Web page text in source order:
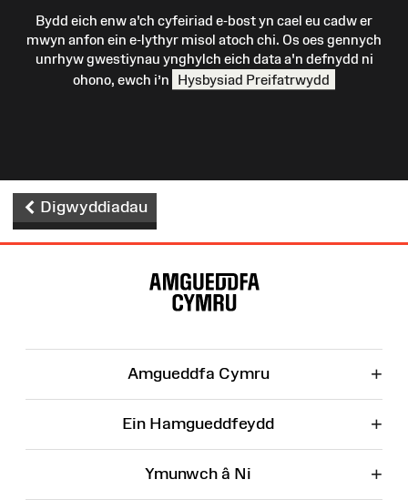
Bydd eich enw a'ch cyfeiriad e-bost yn cael eu cadw er
mwyn anfon ein e-lythyr misol atoch chi. Os oes gennych
unrhyw gwestiynau ynghylch eich data a'n defnydd ni
ohono, ewch i’n
Hysbysiad Preifatrwydd
Digwyddiadau
Amgueddfa Cymru +
Ein Hamgueddfeydd +
Ymunwch â Ni +